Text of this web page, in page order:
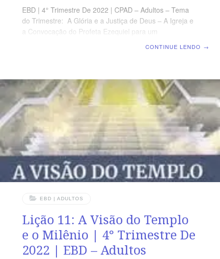
EBD | 4° Trimestre De 2022 | CPAD – Adultos – Tema
do Trimestre: A Glória e a Justiça de Deus – A Igreja e
a Convocação do Profeta Ezequiel para um
VERDADE PRÁTICA O rio da vida, que representa o fluir
do Espírito Santo, passa no meio do povo de Deus.
LEITURA DIÁRIA Segunda – Gn 2.8-10
CONTINUE LENDO →
EBD | ADULTOS
Lição 11: A Visão do Templo
e o Milênio | 4° Trimestre De
2022 | EBD – Adultos